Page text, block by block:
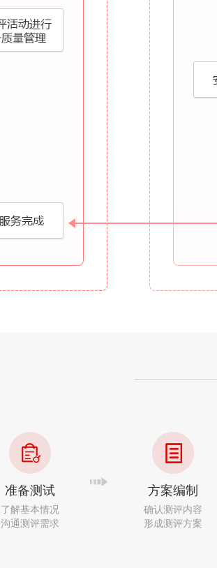
准备测试
了解基本情况
沟通测评需求
方案编制
确认测评内容
形成测评方案